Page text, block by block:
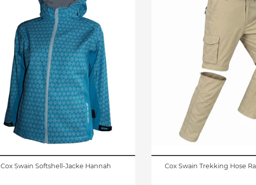
Cox Swain Softshell-Jacke Hannah Cox Swain Trekking Hose